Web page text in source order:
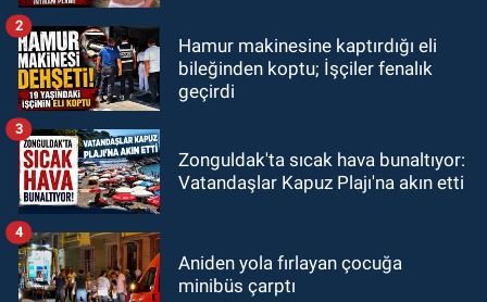
Hamur makinesine kaptırdığı eli
bileğinden koptu; İşçiler fenalık
geçirdi
2
Zonguldak'ta sıcak hava bunaltıyor:
Vatandaşlar Kapuz Plajı'na akın etti
3
Aniden yola fırlayan çocuğa
minibüs çarptı
4